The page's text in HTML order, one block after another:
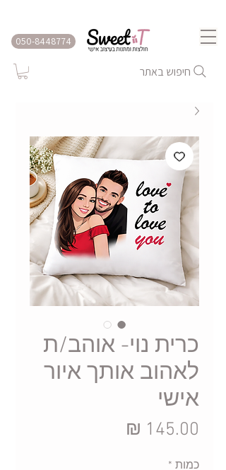
חיפוש באתר
050-8448774
כרית נוי- אוהב/ת
לאהוב אותך איור
אישי
כמות *